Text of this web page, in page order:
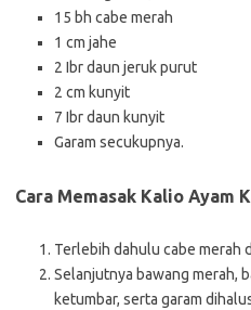
15 bh cabe merah
1 cm jahe
2 Ibr daun jeruk purut
2 cm kunyit
7 Ibr daun kunyit
Garam secukupnya.
Cara Memasak Kalio Ayam
Terlebih dahulu cabe merah
Selanjutnya bawang merah,
ketumbar, serta garam